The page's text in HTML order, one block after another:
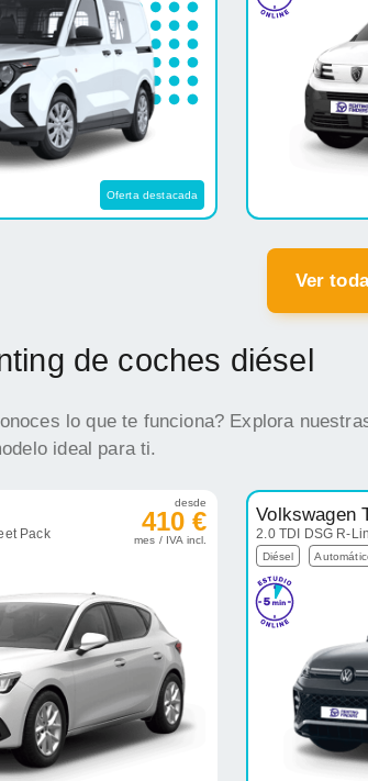
Oferta destacada
Ver
de coches diésel
lo que te funciona? Explora
ideal para ti.
Pack
desde
410 €
mes / IVA incl.
Volkswagen
2.0 TDI DSG R-
Diésel